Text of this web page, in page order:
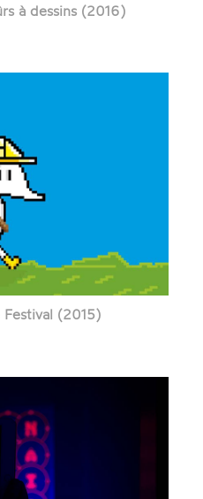
à dessins (2016)
(2015)